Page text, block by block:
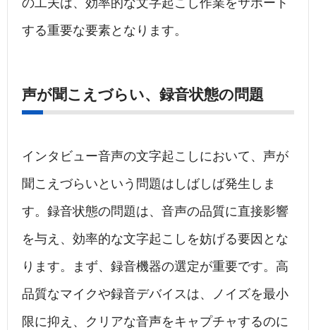
の工夫は、効率的な文字起こし作業をサポート
する重要な要素となります。
声が聞こえづらい、録音状態の問題
インタビュー音声の文字起こしにおいて、声が
聞こえづらいという問題はしばしば発生しま
す。録音状態の問題は、音声の品質に直接影響
を与え、効率的な文字起こしを妨げる要因とな
ります。まず、録音機器の選定が重要です。高
品質なマイクや録音デバイスは、ノイズを最小
限に抑え、クリアな音声をキャプチャするのに